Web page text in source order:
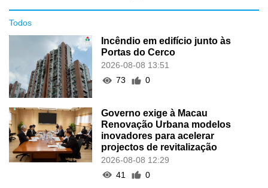
Todos
Incêndio em edifício junto às
Portas do Cerco
2026-08-08 13:51
73
0
Governo exige à Macau
Renovação Urbana modelos
inovadores para acelerar
projectos de revitalização
2026-08-08 12:29
41
0